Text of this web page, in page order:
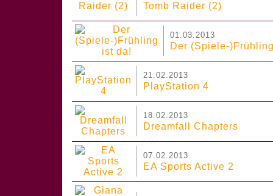
Tomb Raider (2)
01.03.2013
Der (Spiele-
21.02.2013
PlayStation 4
18.02.2013
Dreamfall Chapters
07.02.2013
EA Sports Active 2